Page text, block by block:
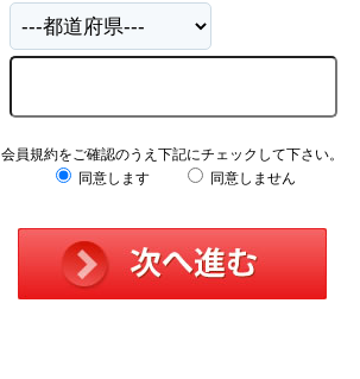
会員規約をご確認のうえ下記にチェックして下さい。
同意します
同意しません